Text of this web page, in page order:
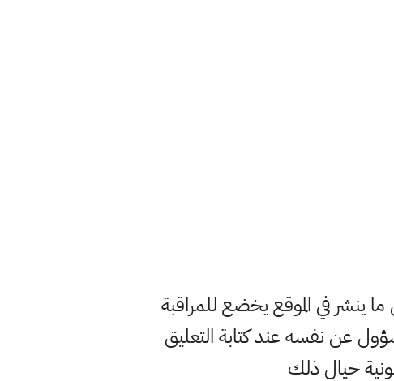
ينشر في الموقع يخضع للمراقبة
عن نفسه عند كتابة التعليق
حيال ذلك